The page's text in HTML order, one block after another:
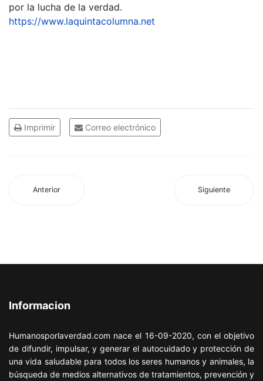
por la lucha de la verdad.
https://www.laquintacolumna.net
Imprimir Correo electrónico
Anterior Siguiente
Informacion
Humanosporlaverdad.com nace el 16-09-2020, con el objetivo
de difundir, impulsar, y generar el autocuidado y protección de
una vida saludable para todos los seres humanos y animales, la
búsqueda de medios alternativos de tratamientos, prevención y